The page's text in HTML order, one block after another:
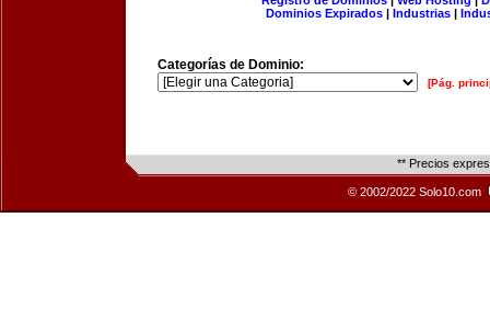
Dominios Expirados | Industrias |
Categorías de Dominio:
[Pág.
** Precios
© 2002/2022 Solo10.com